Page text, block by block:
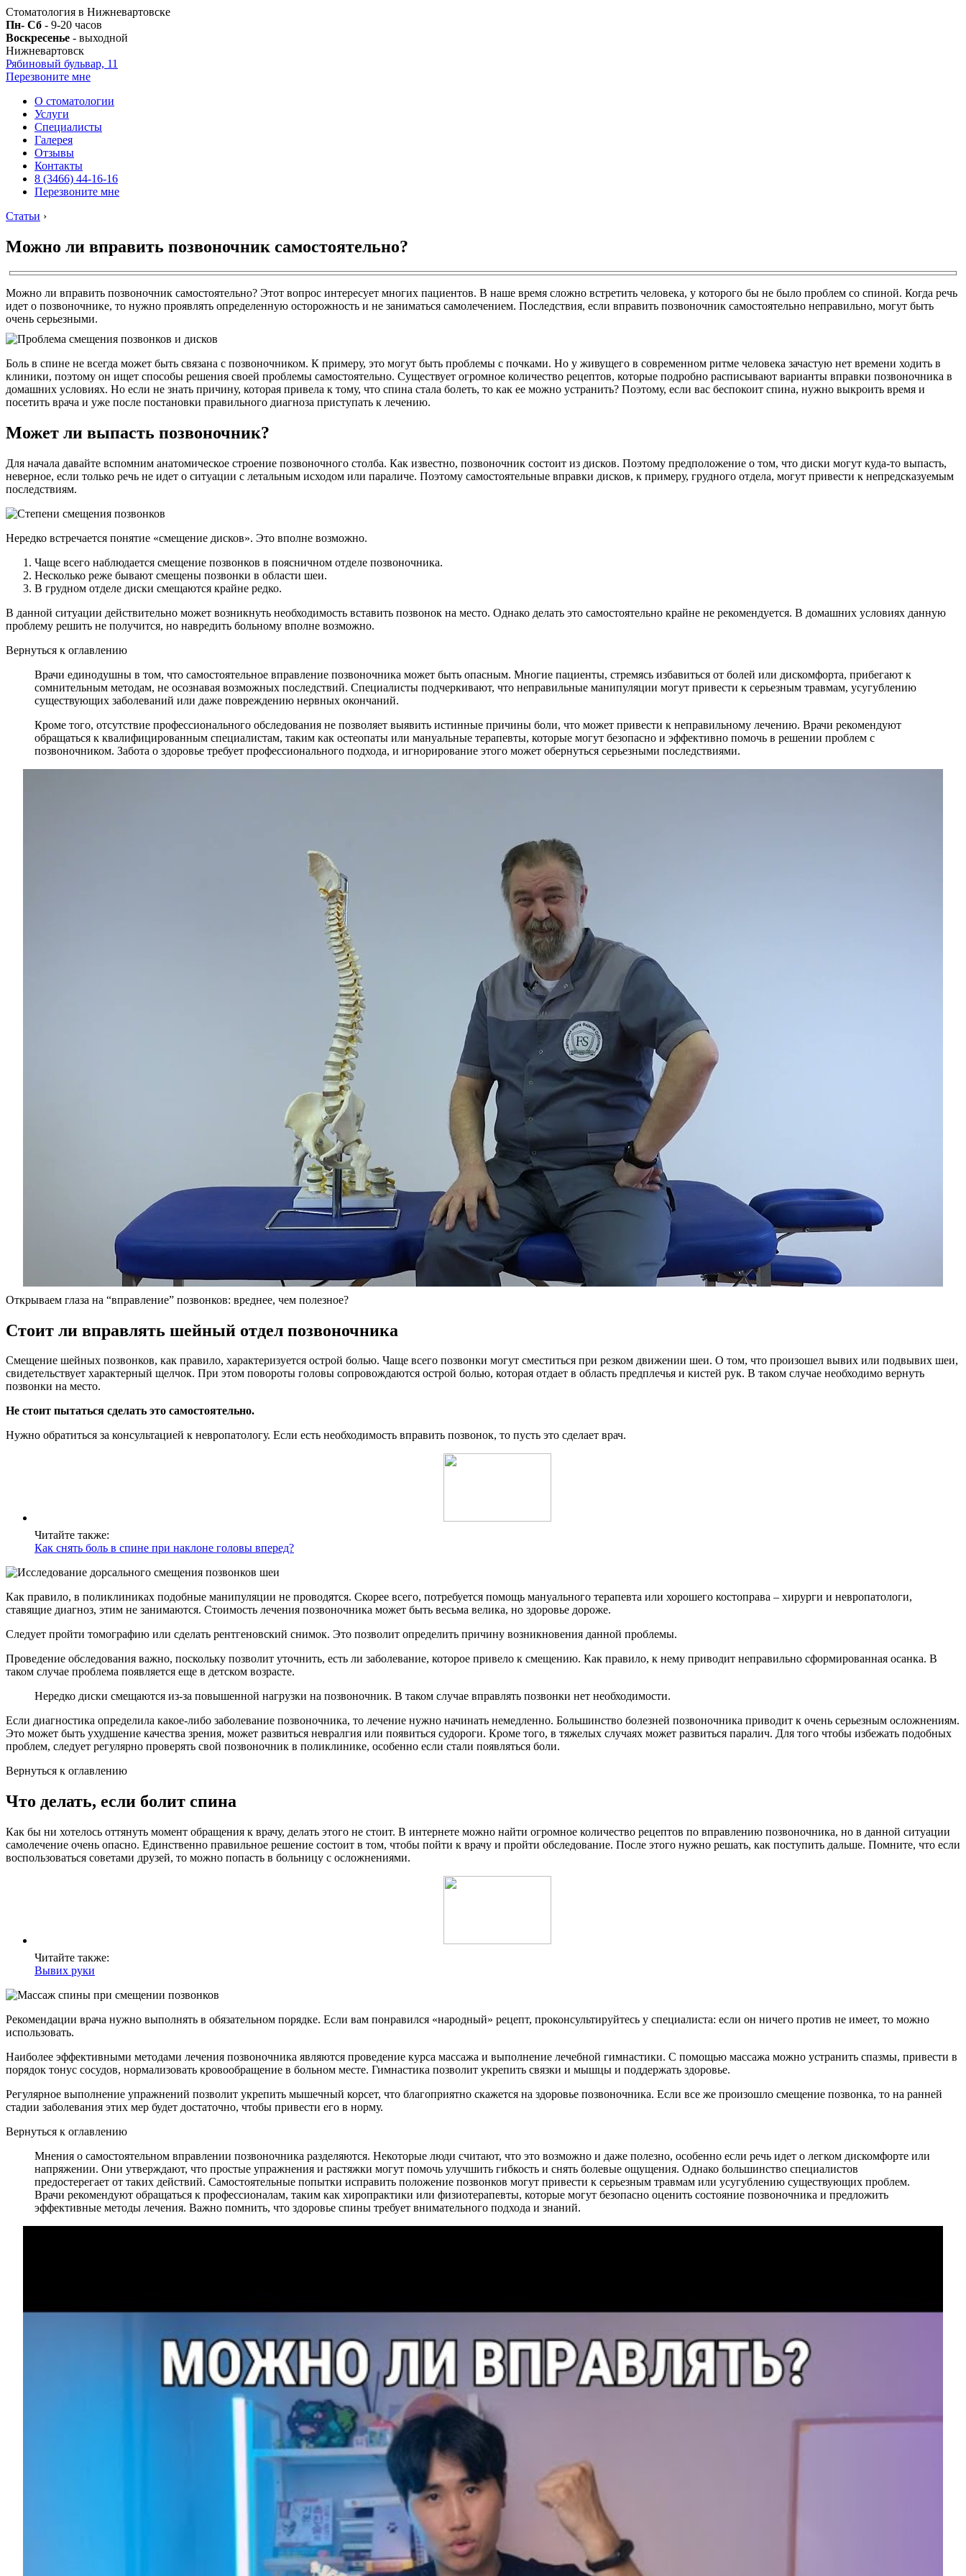
Стоматология в Нижневартовске
Пн- Сб - 9-20 часов
Воскресенье - выходной
Нижневартовск
Рябиновый бульвар, 11
Перезвоните мне
О стоматологии
Услуги
Специалисты
Галерея
Отзывы
Контакты
8 (3466) 44-16-16
Перезвоните мне
Статьи ›
Можно ли вправить позвоночник самостоятельно?
Можно ли вправить позвоночник самостоятельно? Этот вопрос интересует многих пациентов. В наше время сложно встретить человека, у которого бы не было проблем со спиной. Когда речь
идет о позвоночнике, то нужно проявлять определенную осторожность и не заниматься самолечением. Последствия, если вправить позвоночник самостоятельно неправильно, могут быть
очень серьезными.
Боль в спине не всегда может быть связана с позвоночником. К примеру, это могут быть проблемы с почками. Но у живущего в современном ритме человека зачастую нет времени ходить в
клиники, поэтому он ищет способы решения своей проблемы самостоятельно. Существует огромное количество рецептов, которые подробно расписывают варианты вправки позвоночника в
домашних условиях. Но если не знать причину, которая привела к тому, что спина стала болеть, то как ее можно устранить? Поэтому, если вас беспокоит спина, нужно выкроить время и
посетить врача и уже после постановки правильного диагноза приступать к лечению.
Может ли выпасть позвоночник?
Для начала давайте вспомним анатомическое строение позвоночного столба. Как известно, позвоночник состоит из дисков. Поэтому предположение о том, что диски могут куда-то выпасть,
неверное, если только речь не идет о ситуации с летальным исходом или параличе. Поэтому самостоятельные вправки дисков, к примеру, грудного отдела, могут привести к непредсказуемым
последствиям.
Нередко встречается понятие «смещение дисков». Это вполне возможно.
Чаще всего наблюдается смещение позвонков в поясничном отделе позвоночника.
Несколько реже бывают смещены позвонки в области шеи.
В грудном отделе диски смещаются крайне редко.
В данной ситуации действительно может возникнуть необходимость вставить позвонок на место. Однако делать это самостоятельно крайне не рекомендуется. В домашних условиях данную
проблему решить не получится, но навредить больному вполне возможно.
Вернуться к оглавлению
Врачи единодушны в том, что самостоятельное вправление позвоночника может быть опасным. Многие пациенты, стремясь избавиться от болей или дискомфорта, прибегают к
сомнительным методам, не осознавая возможных последствий. Специалисты подчеркивают, что неправильные манипуляции могут привести к серьезным травмам, усугублению
существующих заболеваний или даже повреждению нервных окончаний.
Кроме того, отсутствие профессионального обследования не позволяет выявить истинные причины боли, что может привести к неправильному лечению. Врачи рекомендуют
обращаться к квалифицированным специалистам, таким как остеопаты или мануальные терапевты, которые могут безопасно и эффективно помочь в решении проблем с
позвоночником. Забота о здоровье требует профессионального подхода, и игнорирование этого может обернуться серьезными последствиями.
Открываем глаза на “вправление” позвонков: вреднее, чем полезное?
Стоит ли вправлять шейный отдел позвоночника
Смещение шейных позвонков, как правило, характеризуется острой болью. Чаще всего позвонки могут сместиться при резком движении шеи. О том, что произошел вывих или подвывих шеи,
свидетельствует характерный щелчок. При этом повороты головы сопровождаются острой болью, которая отдает в область предплечья и кистей рук. В таком случае необходимо вернуть
позвонки на место.
Не стоит пытаться сделать это самостоятельно.
Нужно обратиться за консультацией к невропатологу. Если есть необходимость вправить позвонок, то пусть это сделает врач.
Читайте также:
Как снять боль в спине при наклоне головы вперед?
Как правило, в поликлиниках подобные манипуляции не проводятся. Скорее всего, потребуется помощь мануального терапевта или хорошего костоправа – хирурги и невропатологи,
ставящие диагноз, этим не занимаются. Стоимость лечения позвоночника может быть весьма велика, но здоровье дороже.
Следует пройти томографию или сделать рентгеновский снимок. Это позволит определить причину возникновения данной проблемы.
Проведение обследования важно, поскольку позволит уточнить, есть ли заболевание, которое привело к смещению. Как правило, к нему приводит неправильно сформированная осанка. В
таком случае проблема появляется еще в детском возрасте.
Нередко диски смещаются из-за повышенной нагрузки на позвоночник. В таком случае вправлять позвонки нет необходимости.
Если диагностика определила какое-либо заболевание позвоночника, то лечение нужно начинать немедленно. Большинство болезней позвоночника приводит к очень серьезным осложнениям.
Это может быть ухудшение качества зрения, может развиться невралгия или появиться судороги. Кроме того, в тяжелых случаях может развиться паралич. Для того чтобы избежать подобных
проблем, следует регулярно проверять свой позвоночник в поликлинике, особенно если стали появляться боли.
Вернуться к оглавлению
Что делать, если болит спина
Как бы ни хотелось оттянуть момент обращения к врачу, делать этого не стоит. В интернете можно найти огромное количество рецептов по вправлению позвоночника, но в данной ситуации
самолечение очень опасно. Единственно правильное решение состоит в том, чтобы пойти к врачу и пройти обследование. После этого нужно решать, как поступить дальше. Помните, что если
воспользоваться советами друзей, то можно попасть в больницу с осложнениями.
Читайте также:
Вывих руки
Рекомендации врача нужно выполнять в обязательном порядке. Если вам понравился «народный» рецепт, проконсультируйтесь у специалиста: если он ничего против не имеет, то можно
использовать.
Наиболее эффективными методами лечения позвоночника являются проведение курса массажа и выполнение лечебной гимнастики. С помощью массажа можно устранить спазмы, привести в
порядок тонус сосудов, нормализовать кровообращение в больном месте. Гимнастика позволит укрепить связки и мышцы и поддержать здоровье.
Регулярное выполнение упражнений позволит укрепить мышечный корсет, что благоприятно скажется на здоровье позвоночника. Если все же произошло смещение позвонка, то на ранней
стадии заболевания этих мер будет достаточно, чтобы привести его в норму.
Вернуться к оглавлению
Мнения о самостоятельном вправлении позвоночника разделяются. Некоторые люди считают, что это возможно и даже полезно, особенно если речь идет о легком дискомфорте или
напряжении. Они утверждают, что простые упражнения и растяжки могут помочь улучшить гибкость и снять болевые ощущения. Однако большинство специалистов
предостерегает от таких действий. Самостоятельные попытки исправить положение позвонков могут привести к серьезным травмам или усугублению существующих проблем.
Врачи рекомендуют обращаться к профессионалам, таким как хиропрактики или физиотерапевты, которые могут безопасно оценить состояние позвоночника и предложить
эффективные методы лечения. Важно помнить, что здоровье спины требует внимательного подхода и знаний.